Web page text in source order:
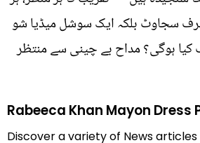
سجاوٹ بلکہ ایک سوشل میڈیا شو
کیا ہوگی؟ مداح بے چینی سے منتظر
Rabeeca Khan Mayon Dress
Discover a variety of News